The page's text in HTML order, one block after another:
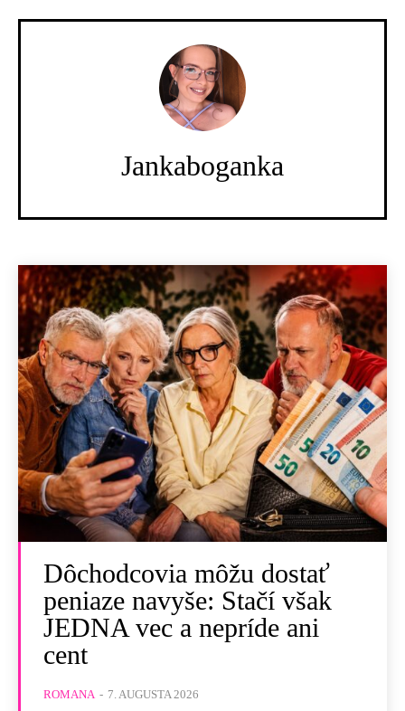
Jankaboganka
Dôchodcovia môžu dostať
peniaze navyše: Stačí však
JEDNA vec a nepríde ani
cent
ROMANA - 7. AUGUSTA 2026